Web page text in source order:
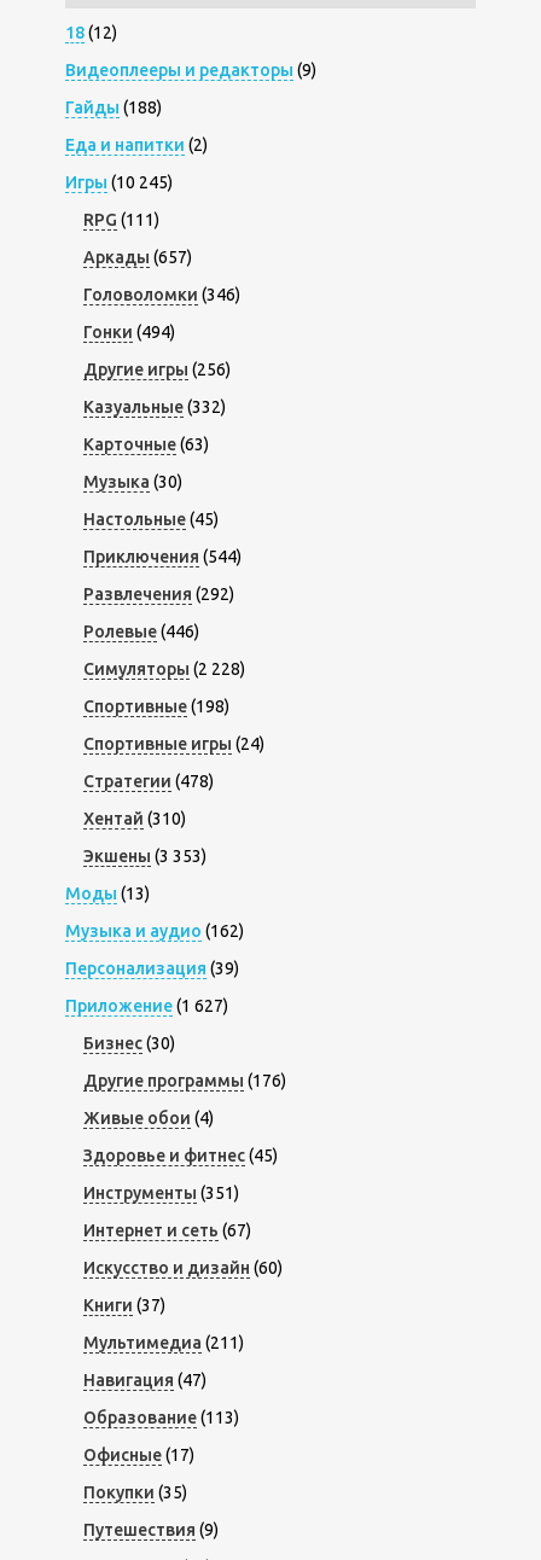
18(12)
Видеоплееры и редакторы (9)
Гайды (188)
Еда и напитки (2)
Игры (10 245)
RPG (111)
Аркады (657)
Головоломки (346)
Гонки (494)
Другие игры (256)
Казуальные(332)
Карточные(63)
Музыка (30)
Настольные(45)
Приключения (544)
Развлечения (292)
Ролевые(446)
Симуляторы (2 228)
Спортивные(198)
Спортивные игры (24)
Стратегии (478)
Хентай (310)
Экшены (3 353)
Моды (13)
Музыка и аудио (162)
Персонализация (39)
Приложение(1 627)
Бизнес(30)
Другие программы (176)
Живые обои (4)
Здоровье и фитнес(45)
Инструменты (351)
Интернет и сеть (67)
Искусство и дизайн (60)
Книги (37)
Мультимедиа (211)
Навигация (47)
Образование(113)
Офисные(17)
Покупки (35)
Путешествия (9)